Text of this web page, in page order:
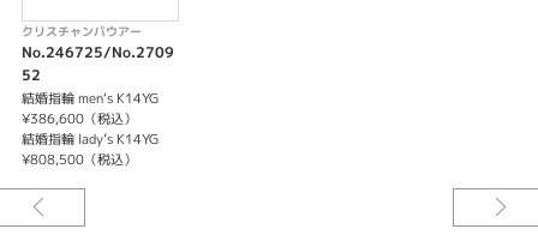
クリスチャンバウアー
No.246725/No.2709
52
結婚指輪 men‘s K14YG
¥386,600（税込）
結婚指輪 lady’s K14YG
¥808,500（税込）